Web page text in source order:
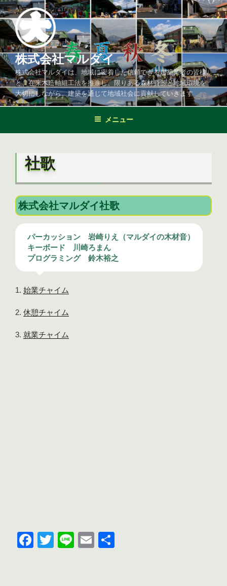
コ
ン
テ
ン
ツ
へ
ス
キ
ッ
株式会社マルダイ
株式会社マルダイは、地域に密着した信頼できる建築業者の皆様
と、在来木造軸組工法を推進し、限りある森林資源と地域環境を
大切にしながら、建築を通じて地域社会に貢献していきます
メニュー
社歌
株式会社マルダイ社歌
パーカッション 岩崎りえ（マルダイの木材音）
キーボード 川崎ろまん
プログラミング 鈴木裕之
始業チャイム
休憩チャイム
就業チャイム
F
T
Li
E